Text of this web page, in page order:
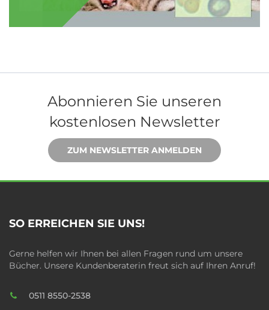
Abonnieren Sie unseren
kostenlosen Newsletter
ZUM NEWSLETTER ANMELDEN
SO ERREICHEN SIE UNS!
Gerne helfen wir Ihnen bei allen Fragen rund um unsere
Bücher. Unsere Kundenberaterin freut sich auf Ihren Anruf!
0511 8550-2538